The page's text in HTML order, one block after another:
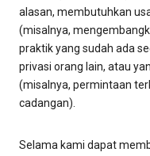
alasan, membutuhkan
(misalnya,
praktik yang sudah ada
privasi orang lain, atau
(misalnya, permintaan
cadangan).
Selama kami dapat